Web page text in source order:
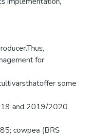
for
some
and 2019/2020
cowpea (BRS